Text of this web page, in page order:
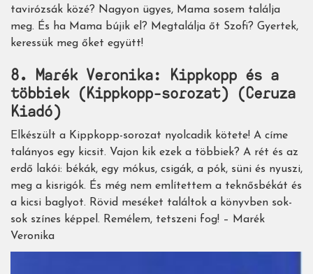
tavirózsák közé? Nagyon ügyes, Mama sosem találja
meg. És ha Mama bújik el? Megtalálja őt Szofi? Gyertek,
keressük meg őket együtt!
8. Marék Veronika: Kippkopp és a
többiek (Kippkopp-sorozat) (Ceruza
Kiadó)
Elkészült a Kippkopp-sorozat nyolcadik kötete! A címe
talányos egy kicsit. Vajon kik ezek a többiek? A rét és az
erdő lakói: békák, egy mókus, csigák, a pók, süni és nyuszi,
meg a kisrigók. És még nem említettem a teknősbékát és
a kicsi baglyot. Rövid meséket találtok a könyvben sok-
sok színes képpel. Remélem, tetszeni fog! – Marék
Veronika